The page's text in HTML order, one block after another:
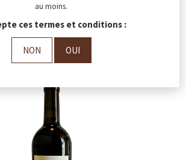
la même catégorie
au moins.
ces termes et conditions :
NON OUI